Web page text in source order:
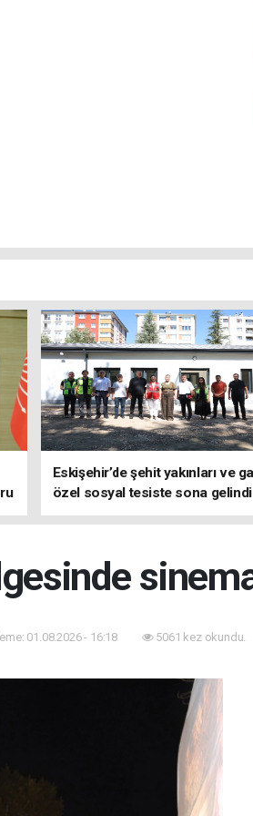
Eskişehir’de şehit yakınları ve
özel sosyal tesiste sona gelindi
01.08.2026 - 16:18 5061 kez okundu.